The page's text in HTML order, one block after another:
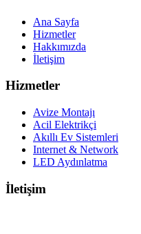
Ana Sayfa
Hizmetler
Hakkımızda
İletişim
Hizmetler
Avize Montajı
Acil Elektrikçi
Akıllı Ev Sistemleri
Internet & Network
LED Aydınlatma
İletişim